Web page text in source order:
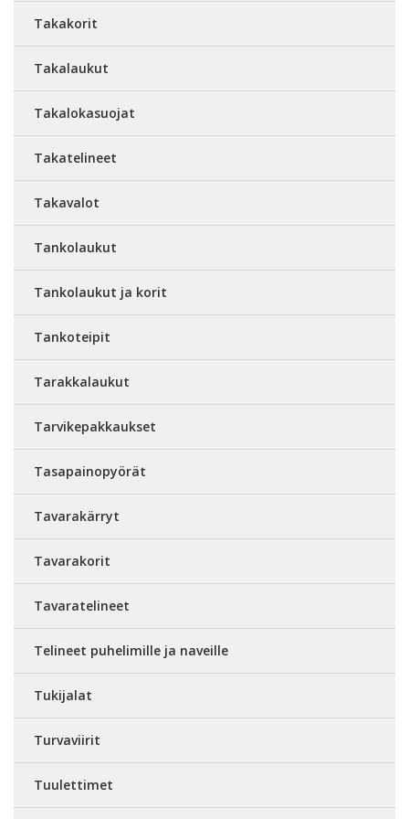
Takakorit
Takalaukut
Takalokasuojat
Takatelineet
Takavalot
Tankolaukut
Tankolaukut ja korit
Tankoteipit
Tarakkalaukut
Tarvikepakkaukset
Tasapainopyörät
Tavarakärryt
Tavarakorit
Tavaratelineet
Telineet puhelimille ja naveille
Tukijalat
Turvaviirit
Tuulettimet